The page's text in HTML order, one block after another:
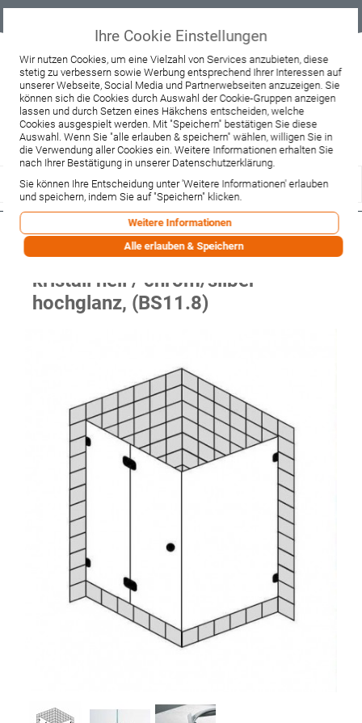
Beratung & Verkauf
+49 37467 66944
Montag - Freitag:
10:00 - 12:00 Uhr
13:00 - 16:00 Uhr
Samstag:
9:00 - 12:00 Uhr
Lieferzeitanfrage Widerruf
Sprinz BS-Dusche Rahmenlos, Tür
mit Seitenw.,800x800x2000
kristall hell / chrom/silber
hochglanz, (BS11.8)
Ihre Cookie Einstellungen
Wir nutzen Cookies, um eine Vielzahl von Services anzubieten, diese
stetig zu verbessern sowie Werbung entsprechend Ihrer Interessen auf
unserer Webseite, Social Media und Partnerwebseiten anzuzeigen. Sie
können sich die Cookies durch Auswahl der Cookie-Gruppen anzeigen
lassen und durch Setzen eines Häkchens entscheiden, welche
Cookies ausgespielt werden. Mit "Speichern" bestätigen Sie diese
Auswahl. Wenn Sie "alle erlauben & speichern" wählen, willigen Sie in
die Verwendung aller Cookies ein. Weitere Informationen erhalten Sie
nach Ihrer Bestätigung in unserer Datenschutzerklärung.
Sie können Ihre Entscheidung unter 'Weitere Informationen' erlauben
und speichern, indem Sie auf "Speichern" klicken.
Weitere Informationen
Alle erlauben & Speichern